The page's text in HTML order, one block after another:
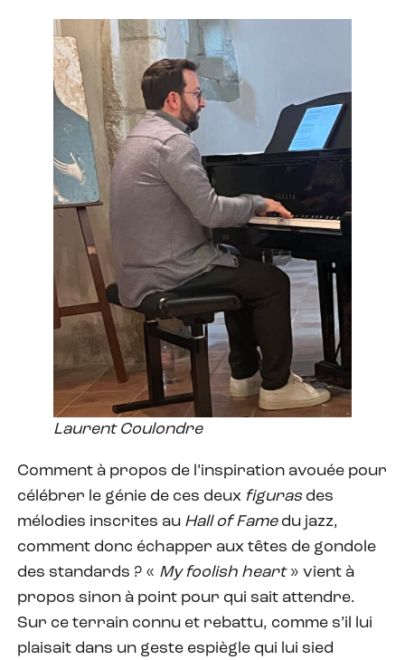
Laurent Coulondre
Comment à propos de l’inspiration avouée pour
célébrer le génie de ces deux figurasdes
mélodies inscrites au Hall of Fame du jazz,
comment donc échapper aux têtes de gondole
des standards ? « My foolish heart » vient à
propos sinon à point pour qui sait attendre.
Sur ce terrain connu et rebattu, comme s’il lui
plaisait dans un geste espiègle qui lui sied